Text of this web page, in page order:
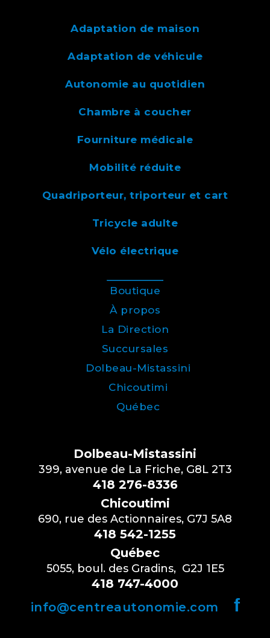
Adaptation de maison
Adaptation de véhicule
Autonomie au quotidien
Chambre à coucher
Fourniture médicale
Mobilité réduite
Quadriporteur, triporteur et cart
Tricycle adulte
Vélo électrique
Boutique
À propos
La Direction
Succursales
Dolbeau-Mistassini
Chicoutimi
Québec
Dolbeau-Mistassini
399, avenue de La Friche, G8L 2T3
418 276-8336
Chicoutimi
690, rue des Actionnaires, G7J 5A8
418 542-1255
Québec
5055, boul. des Gradins, G2J 1E5
418 747-4000
info@centreautonomie.com
f